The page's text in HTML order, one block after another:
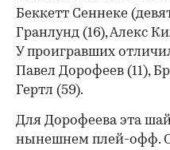
Беккетт Сеннеке
Гранлунд (16), Алекс
У проигравших
Павел Дорофеев (11),
Гертл (59).
Для Дорофеева эта
нынешнем плей-офф.